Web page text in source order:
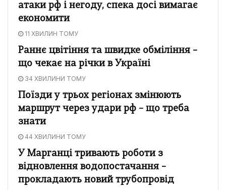
атаки рф і негоду, спека досі вимагає
економити
11 ХВИЛИН ТОМУ
Раннє цвітіння та швидке обміління –
що чекає на річки в Україні
34 ХВИЛИНИ ТОМУ
Поїзди у трьох регіонах змінюють
маршрут через удари рф – що треба
знати
44 ХВИЛИНИ ТОМУ
У Марганці тривають роботи з
відновлення водопостачання –
прокладають новий трубопровід